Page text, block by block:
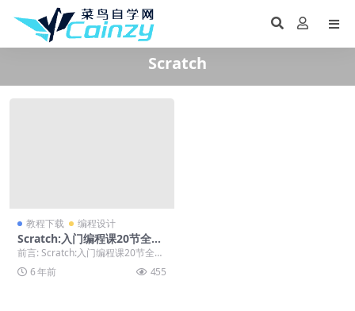
Scratch
教程下载 编程设计
Scratch:入门编程课20节全集
课程
前言: Scratch:入门编程课20节全集
课程，喜欢就下载吧。 正文: Scr...
6 年前 455